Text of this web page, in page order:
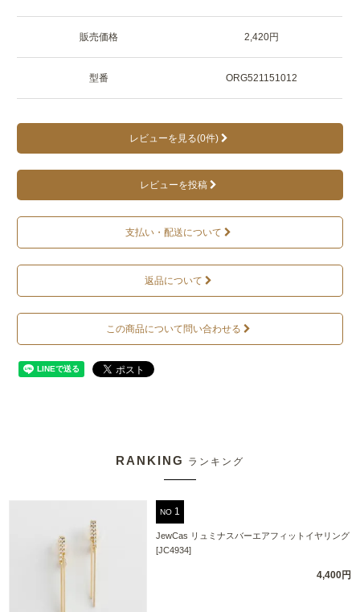
販売価格 2,420円
型番 ORG521151012
レビューを見る(0件)
レビューを投稿
支払い・配送について
返品について
この商品について問い合わせる
RANKING ランキング
NO
JewCas リュミナスバーエアフィットイヤリング
[JC4934]
4,400円